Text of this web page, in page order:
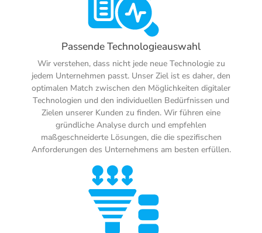
Passende Technologieauswahl
Wir verstehen, dass nicht jede neue Technologie zu
jedem Unternehmen passt. Unser Ziel ist es daher, den
optimalen Match zwischen den Möglichkeiten digitaler
Technologien und den individuellen Bedürfnissen und
Zielen unserer Kunden zu finden. Wir führen eine
gründliche Analyse durch und empfehlen
maßgeschneiderte Lösungen, die die spezifischen
Anforderungen des Unternehmens am besten erfüllen.